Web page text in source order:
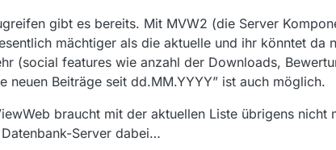
gibt es bereits. Mit MVW2 (die Server
mächtiger als die aktuelle und ihr könntet da
(social features wie anzahl der Downloads,
neuen Beiträge seit dd.MM.YYYY” ist auch möglich.
braucht mit der aktuellen Liste übrigens nicht
Server dabei…